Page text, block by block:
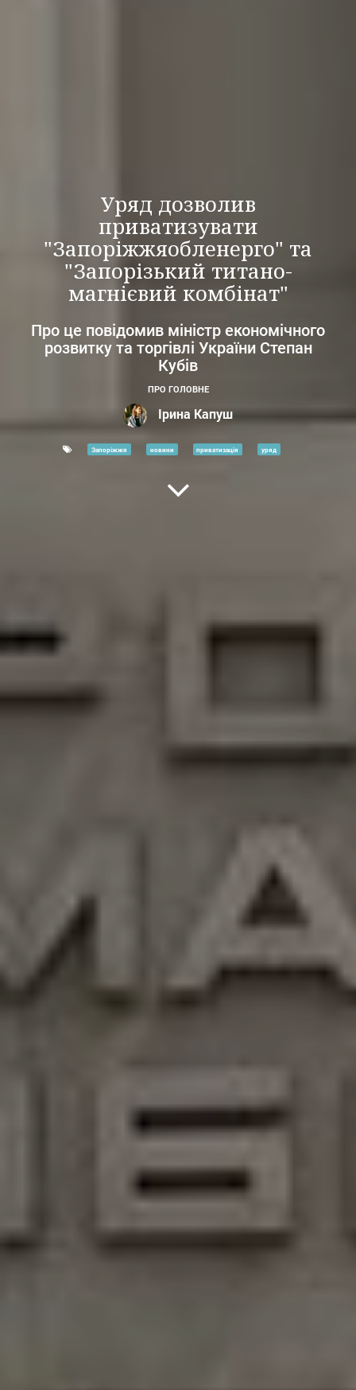
Уряд дозволив
приватизувати
"Запоріжжяобленерго" та
"Запорізький титано-
магнієвий комбінат"
Про це повідомив міністр економічного
розвитку та торгівлі України Степан
Кубів
ПРО ГОЛОВНЕ
Ірина Капуш
Запоріжжя новини приватизація уряд